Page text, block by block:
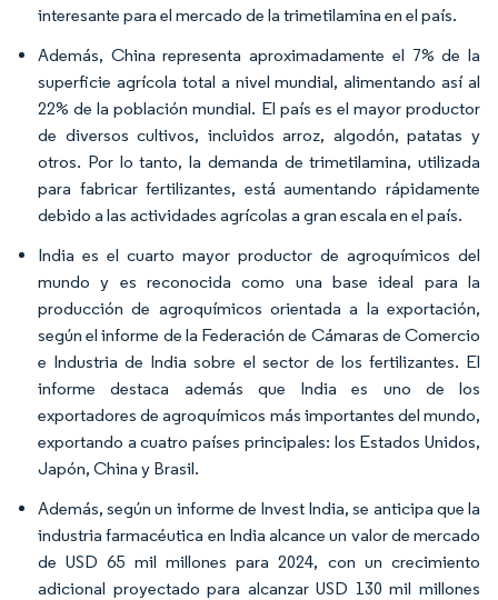
interesante para el mercado de la trimetilamina en el país.
Además, China representa aproximadamente el 7% de la
superficie agrícola total a nivel mundial, alimentando así al
22% de la población mundial. El país es el mayor productor
de diversos cultivos, incluidos arroz, algodón, patatas y
otros. Por lo tanto, la demanda de trimetilamina, utilizada
para fabricar fertilizantes, está aumentando rápidamente
debido a las actividades agrícolas a gran escala en el país.
India es el cuarto mayor productor de agroquímicos del
mundo y es reconocida como una base ideal para la
producción de agroquímicos orientada a la exportación,
según el informe de la Federación de Cámaras de Comercio
e Industria de India sobre el sector de los fertilizantes. El
informe destaca además que India es uno de los
exportadores de agroquímicos más importantes del mundo,
exportando a cuatro países principales: los Estados Unidos,
Japón, China y Brasil.
Además, según un informe de Invest India, se anticipa que la
industria farmacéutica en India alcance un valor de mercado
de USD 65 mil millones para 2024, con un crecimiento
adicional proyectado para alcanzar USD 130 mil millones